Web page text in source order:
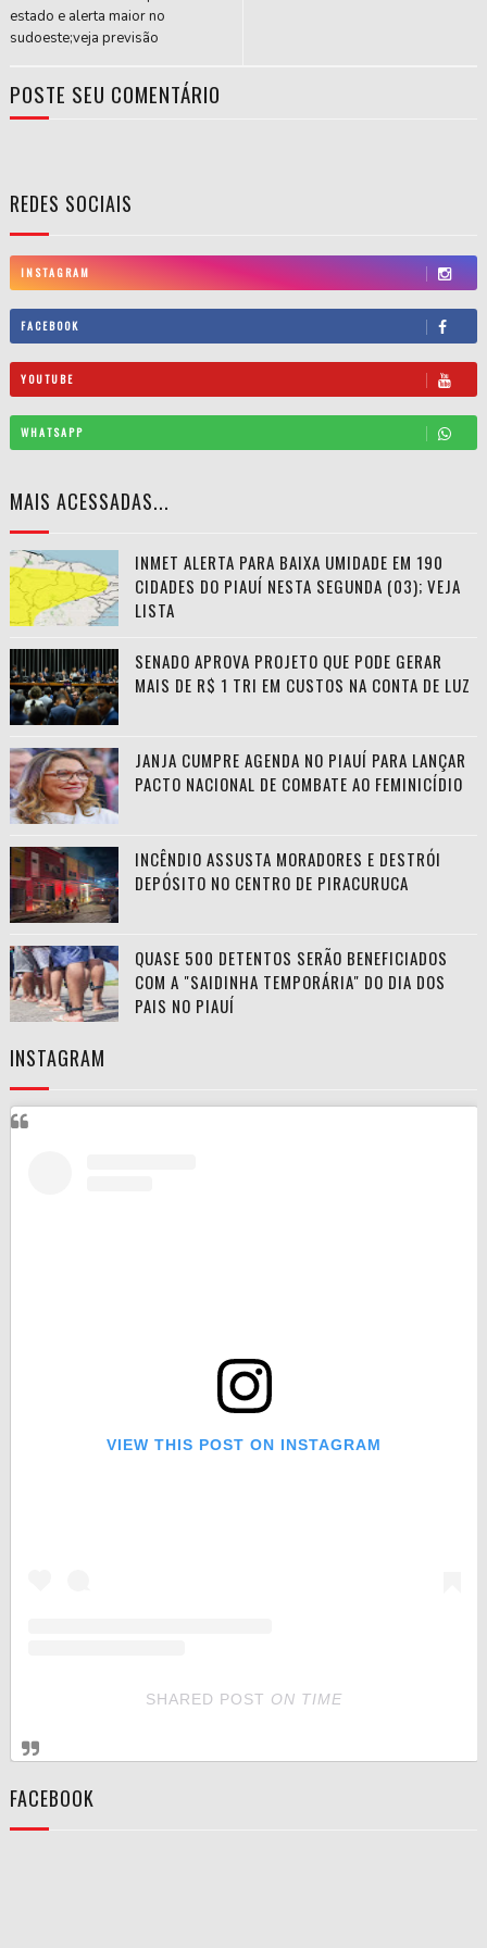
estado e alerta maior no
sudoeste;veja previsão
POSTE SEU COMENTÁRIO
REDES SOCIAIS
INSTAGRAM
FACEBOOK
YOUTUBE
WHATSAPP
MAIS ACESSADAS...
INMET ALERTA PARA BAIXA UMIDADE EM 190
CIDADES DO PIAUÍ NESTA SEGUNDA (03); VEJA
LISTA
SENADO APROVA PROJETO QUE PODE GERAR
MAIS DE R$ 1 TRI EM CUSTOS NA CONTA DE LUZ
JANJA CUMPRE AGENDA NO PIAUÍ PARA LANÇAR
PACTO NACIONAL DE COMBATE AO FEMINICÍDIO
INCÊNDIO ASSUSTA MORADORES E DESTRÓI
DEPÓSITO NO CENTRO DE PIRACURUCA
QUASE 500 DETENTOS SERÃO BENEFICIADOS
COM A "SAIDINHA TEMPORÁRIA" DO DIA DOS
PAIS NO PIAUÍ
INSTAGRAM
VIEW THIS POST ON INSTAGRAM
SHARED POST ON TIME
FACEBOOK